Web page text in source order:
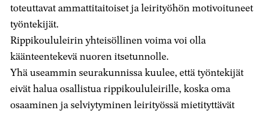
toteuttavat ammattitaitoiset ja leirityöhön motivoituneet
työntekijät.
Rippikoululeirin yhteisöllinen voima voi olla
käänteentekevä nuoren itsetunnolle.
Yhä useammin seurakunnissa kuulee, että työntekijät
eivät halua osallistua rippikoululeirille, koska oma
osaaminen ja selviytyminen leirityössä mietityttävät